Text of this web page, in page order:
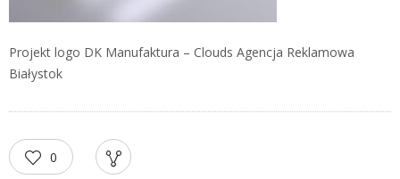
Projekt logo DK Manufaktura – Clouds Agencja Reklamowa
Białystok
0